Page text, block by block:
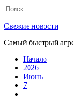
Skip
to
content
Найти:
Свежие новости
Самый быстрый
Начало
2026
Июнь
7